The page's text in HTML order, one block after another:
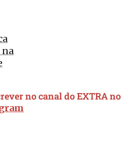
na
no canal do EXTRA no